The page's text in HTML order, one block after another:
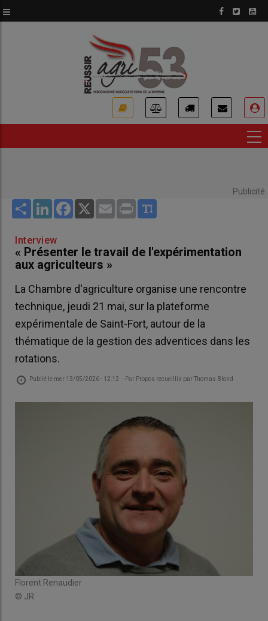
au
Publicité
Share LinkedInFacebook
X Email Print
Interview
« Présenter le travail de l'expérimentation
aux agriculteurs »
La Chambre d'agriculture organise une rencontre
technique, jeudi 21 mai, sur la plateforme
expérimentale de Saint-Fort, autour de la
thématique de la gestion des adventices dans les
rotations.
Publié le mer 13/05/2026 - 12:12 - Par Propos recueillis par Thomas Blond
Florent Renaudier
© JR